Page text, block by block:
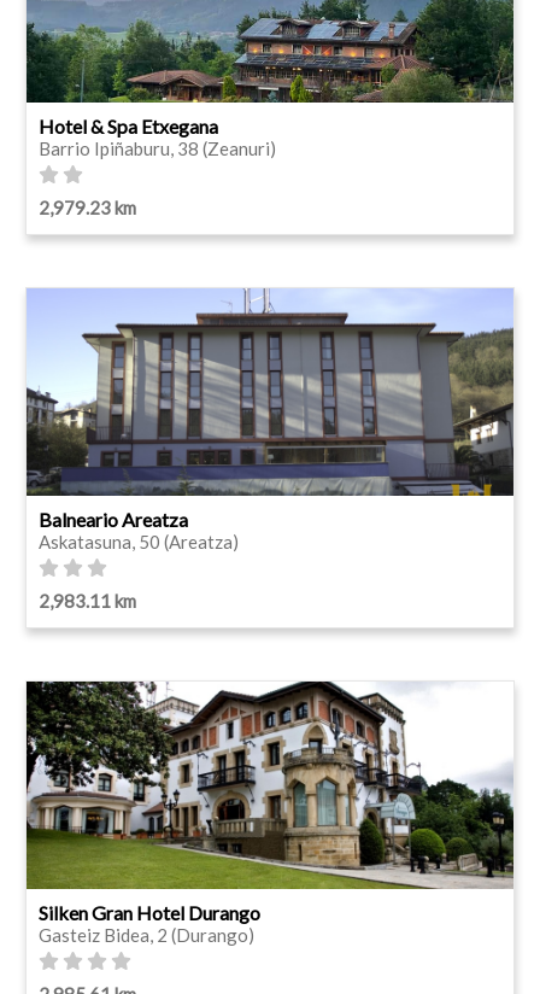
Hotel & Spa Etxegana
Barrio Ipiñaburu, 38 (Zeanuri)
2,979.23 km
Balneario Areatza
Askatasuna, 50 (Areatza)
2,983.11 km
Silken Gran Hotel Durango
Gasteiz Bidea, 2 (Durango)